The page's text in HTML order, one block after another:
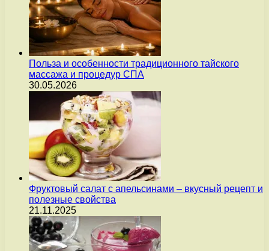
Польза и особенности традиционного тайского
массажа и процедур СПА
30.05.2026
Фруктовый салат с апельсинами – вкусный рецепт и
полезные свойства
21.11.2025